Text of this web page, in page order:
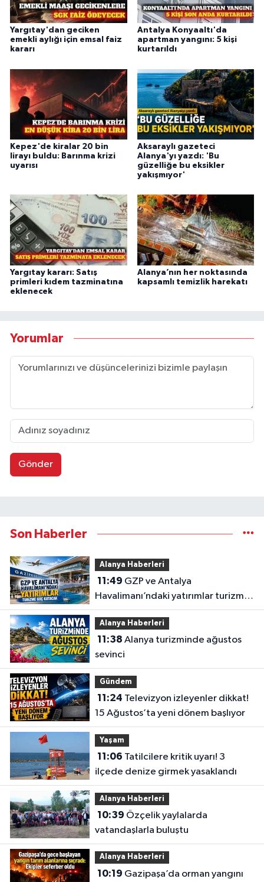
Yargıtay'dan geciken
emekli aylığı için emsal faiz
kararı
Antalya Konyaaltı'da
apartman yangını: 5 kişi
kurtarıldı
Kepez'de kiralar 20 bin
lirayı buldu: Barınma krizi
uyarısı
Aksaraylı gazeteci
Alanya'yı yazdı: 'Bu
güzelliğe bu eksikler
yakışmıyor'
Yargıtay kararı: Satış
primleri kıdem tazminatına
eklenecek
Alanya’nın her noktasında
kapsamlı temizlik harekatı
Yorumlar
Gönder
Son Haberler
Alanya Haberleri
11:49
Havalimanı’ndaki yatırımlar turizme
güç katacak
Alanya Haberleri
11:38
sevinci
Gündem
11:24
15 Ağustos’ta yeni dönem başlıyor
Yaşam
11:06
ilçede denize girmek yasaklandı
Alanya Haberleri
10:39
vatandaşlarla buluştu
Alanya Haberleri
10:19